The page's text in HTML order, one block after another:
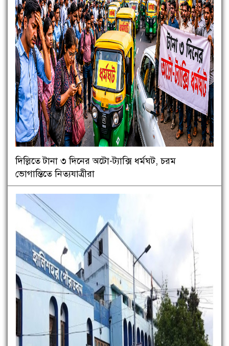
দিল্লিতে টানা ৩ দিনের অটো-ট্যাক্সি ধর্মঘট, চরম
ভোগান্তিতে নিত্যযাত্রীরা